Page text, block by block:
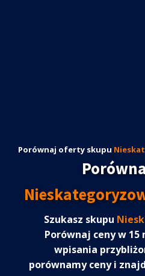
Porównaj oferty skupu
Szukasz skupu
Porównaj ceny w
wpisania
porównamy ceny i